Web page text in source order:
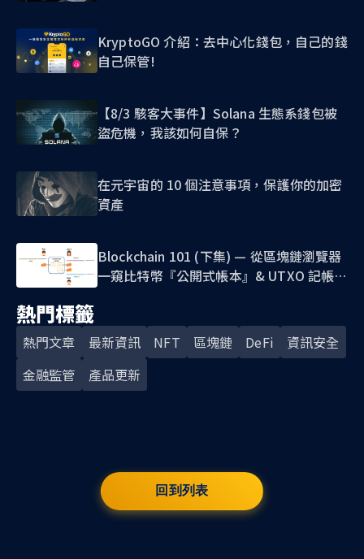
KryptoGO 介紹：去中心化錢包，自己的錢
自己保管!
【8/3 駭客大事件】Solana 生態系錢包被
盜危機，我該如何自保？
在元宇宙的 10 個注意事項，保護你的加密
資產
Blockchain 101 (下集) — 從區塊鏈瀏覽器
一窺比特幣『公開式帳本』& UTXO 記帳模
熱門標籤
熱門文章 最新資訊 NFT 區塊鏈 DeFi
資訊安全
金融監管
產品更新
回到列表